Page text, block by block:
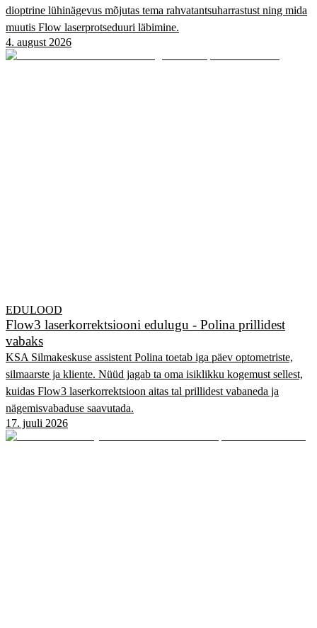
dioptrine lühinägevus mõjutas tema rahvatantsuharrastust ning mida
muutis Flow laserprotseduuri läbimine.
4. august 2026
EDULOOD
Flow3 laserkorrektsiooni edulugu - Polina prillidest
vabaks
KSA Silmakeskuse assistent Polina toetab iga päev optometriste,
silmaarste ja kliente. Nüüd jagab ta oma isiklikku kogemust sellest,
kuidas Flow3 laserkorrektsioon aitas tal prillidest vabaneda ja
nägemisvabaduse saavutada.
17. juuli 2026